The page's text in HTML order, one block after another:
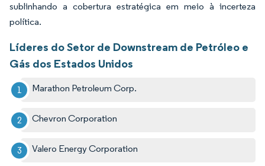
sublinhando a cobertura estratégica em meio à incerteza
política.
Líderes do Setor de Downstream de Petróleo e
Gás dos Estados Unidos
Marathon Petroleum Corp.
Chevron Corporation
Valero Energy Corporation